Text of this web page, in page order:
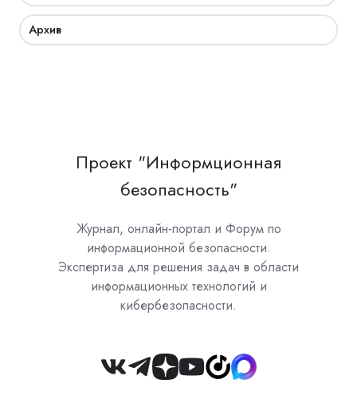
Архив
Проект "Информционная
безопасность"
Журнал, онлайн-портал и Форум по
информационной безопасности.
Экспертиза для решения задач в области
информационных технологий и
кибербезопасности.
Join